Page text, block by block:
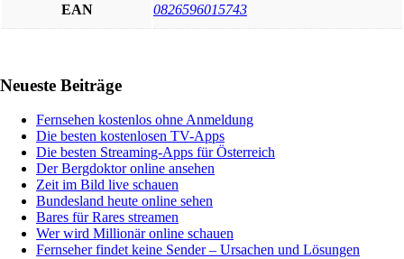
EAN 0826596015743
Sidebar
Neueste Beiträge
Fernsehen kostenlos ohne Anmeldung
Die besten kostenlosen TV-Apps
Die besten Streaming-Apps für Österreich
Der Bergdoktor online ansehen
Zeit im Bild live schauen
Bundesland heute online sehen
Bares für Rares streamen
Wer wird Millionär online schauen
Fernseher findet keine Sender – Ursachen und Lösungen